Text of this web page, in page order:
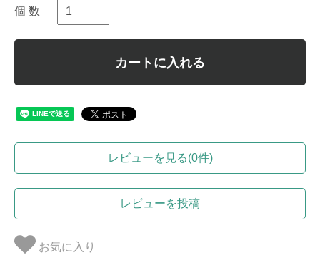
個 数
カートに入れる
レビューを見る(0件)
レビューを投稿
お気に入り